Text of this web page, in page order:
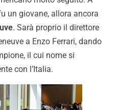
un giovane, allora ancora
. Sarà proprio il direttore
a Enzo Ferrari, dando
il cui nome si
con l’Italia.